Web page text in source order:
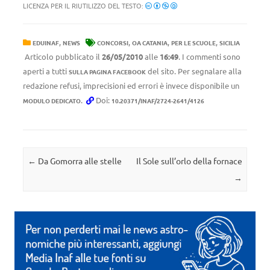
LICENZA PER IL RIUTILIZZO DEL TESTO:
EDUINAF, NEWS CONCORSI, OA CATANIA, PER LE SCUOLE, SICILIA
Articolo pubblicato il 26/05/2010alle 16:49. I commenti sono
aperti a tutti SULLA PAGINA FACEBOOK del sito. Per segnalare alla
redazione refusi, imprecisioni ed errori è invece disponibile un
MODULO DEDICATO. Doi: 10.20371/INAF/2724-2641/4126
Navigazione articolo
← Da Gomorra alle stelle
Il Sole sull’orlo della fornace
→